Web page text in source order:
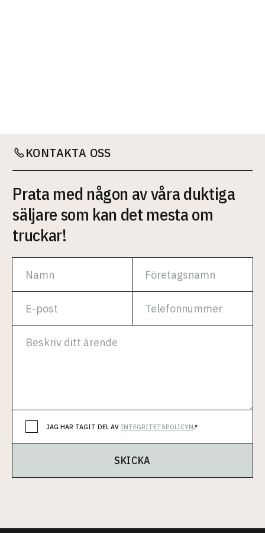
KONTAKTA OSS
Prata med någon av våra duktiga
säljare som kan det mesta om
truckar!
JAG HAR TAGIT DEL AV INTEGRITETSPOLICYN.*
SKICKA